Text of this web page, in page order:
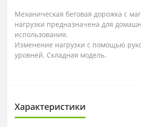
Механическая беговая дорожка с
нагрузки предназначена для
использования.
Изменение нагрузки с помощью
уровней. Складная модель.
Характеристики